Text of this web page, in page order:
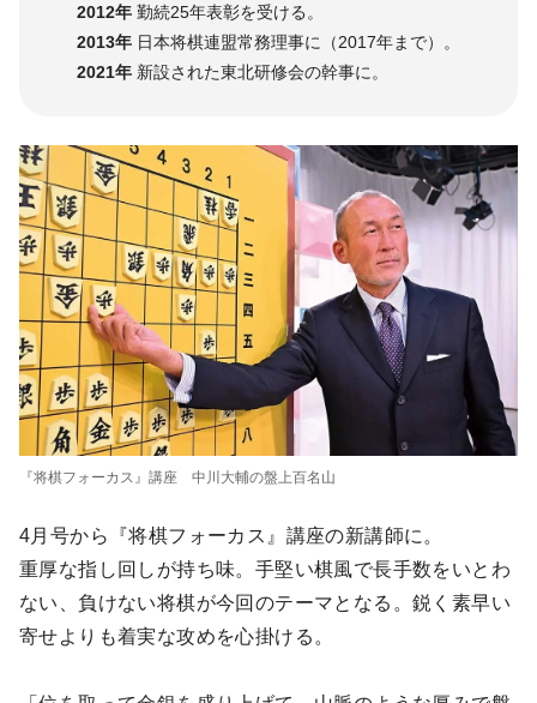
2012年 勤続25年表彰を受ける。
2013年 日本将棋連盟常務理事に（2017年まで）。
2021年 新設された東北研修会の幹事に。
『将棋フォーカス』講座 中川大輔の盤上百名山
4月号から『将棋フォーカス』講座の新講師に。
重厚な指し回しが持ち味。手堅い棋風で長手数をいとわ
ない、負けない将棋が今回のテーマとなる。鋭く素早い
寄せよりも着実な攻めを心掛ける。